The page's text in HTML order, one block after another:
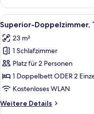
Doppelzimmer,
Terrasse,
Stadtblick
Alle
Fotos
für
Superior-
Doppelzimmer,
Terrasse
anzeigen
4
Superior-Doppelzimmer,
23 m²
1 Schlafzimmer
Platz für 2 Personen
1 Doppelbett ODER 2
Kostenloses WLAN
Weitere Details
Weitere